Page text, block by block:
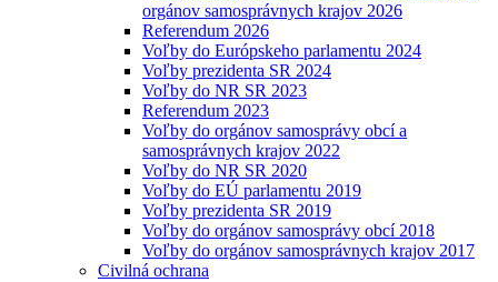
orgánov samosprávnych krajov 2026
Referendum 2026
Voľby do Európskeho parlamentu 2024
Voľby prezidenta SR 2024
Voľby do NR SR 2023
Referendum 2023
Voľby do orgánov samosprávy obcí a
samosprávnych krajov 2022
Voľby do NR SR 2020
Voľby do EÚ parlamentu 2019
Voľby prezidenta SR 2019
Voľby do orgánov samosprávy obcí 2018
Voľby do orgánov samosprávnych krajov 2017
Civilná ochrana